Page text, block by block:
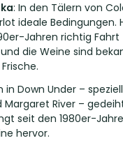
: In den Tälern von
ideale Bedingungen.
Jahren richtig Fahrt
die Weine sind
in Down Under –
River –
seit den 1980er-
hervor.